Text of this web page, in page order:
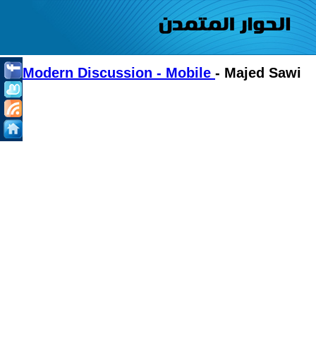
Modern Discussion - Mobile - Majed Sawi